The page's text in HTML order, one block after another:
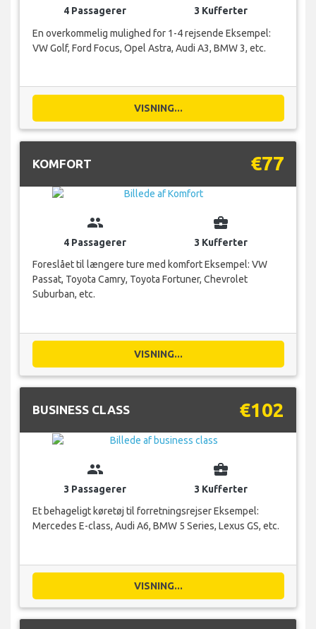
4 Passagerer
3 Kufferter
En overkommelig mulighed for 1-4 rejsende Eksempel:
VW Golf, Ford Focus, Opel Astra, Audi A3, BMW 3, etc.
VISNING...
KOMFORT €77
group
4 Passagerer
business_center
3 Kufferter
Foreslået til længere ture med komfort Eksempel: VW
Passat, Toyota Camry, Toyota Fortuner, Chevrolet
Suburban, etc.
VISNING...
BUSINESS CLASS €102
group
3 Passagerer
business_center
3 Kufferter
Et behageligt køretøj til forretningsrejser Eksempel:
Mercedes E-class, Audi A6, BMW 5 Series, Lexus GS, etc.
VISNING...